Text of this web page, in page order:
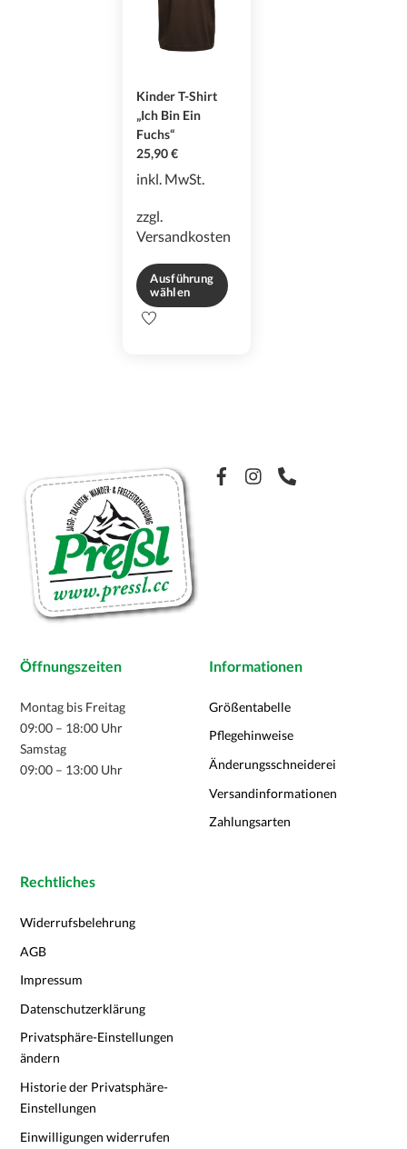
Produktseite
Kinder T-Shirt
„Ich Bin Ein
Fuchs“
25,90€
inkl. MwSt.
zzgl.
Versandkosten
Ausführung
wählen
Dieses
können
auf
der
Produktseite
gewählt
werden
Facebook
Öffnungszeiten
Montag bis Freitag
09:00 – 18:00 Uhr
Samstag
09:00 – 13:00 Uhr
Informationen
Größentabelle
Pflegehinweise
Änderungsschneiderei
Versandinformationen
Zahlungsarten
Rechtliches
Widerrufsbelehrung
AGB
Impressum
Datenschutzerklärung
Privatsphäre-Einstellungen
ändern
Historie der Privatsphäre-
Einstellungen
Einwilligungen widerrufen